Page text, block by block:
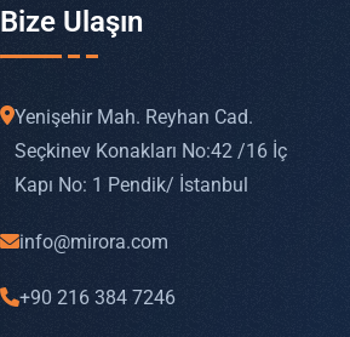
Bize Ulaşın
Yenişehir Mah. Reyhan Cad.
Seçkinev Konakları No: 42 /16 İç
Kapı No: 1 Pendik/ İstanbul
info@mirora.com
+90 216 384 7246